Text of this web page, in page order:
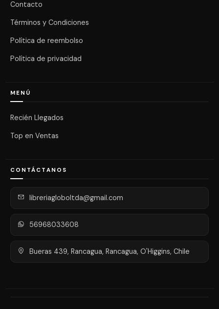
Contacto
Términos y Condiciones
Política de reembolso
Política de privacidad
MENÚ
Recién Llegados
Top en Ventas
CONTÁCTANOS
libreriagloboltda@gmail.com
56968033608
Bueras 439, Rancagua, Rancagua, O'Higgins, Chile